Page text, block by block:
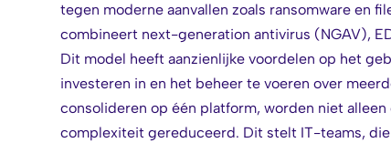
tegen moderne aanvallen zoals ransomware en
combineert next-generation antivirus (NGAV),
Dit model heeft aanzienlijke voordelen op het
investeren in en het beheer te voeren over
consolideren op één platform, worden niet
complexiteit gereduceerd. Dit stelt IT-teams,